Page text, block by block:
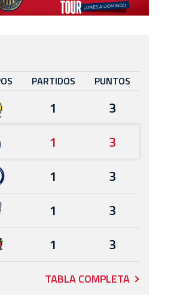
PARTIDOS PUNTOS
1
3
1
3
1
3
1
3
1 3
TABLA COMPLETA